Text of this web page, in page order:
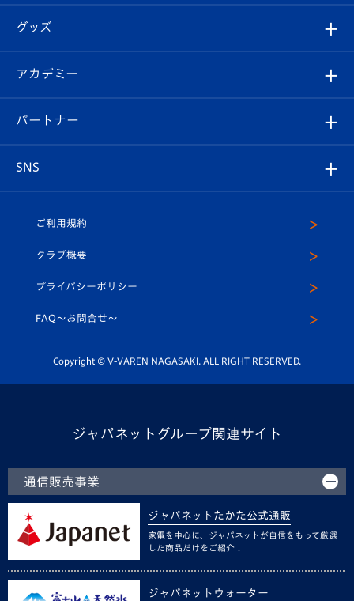
チケット
イベント
メディア
ホームタウン
スタッフプロフィール
マスコット紹介
平和祈念活動
ホームタウン活動
はじめての観戦ガイド
Revive Team
ヴィヴィくんの長崎おもてなしガイド
フォトギャラリー
スタジアムグルメ
チケット
V-LOVERS（ファンクラブ）
プレイヤーズスイート
グッズ
オンラインショップ
店舗情報
アカデミー
育成からのお知らせ
U-18
スクール
パートナー
SNS
ヴィヴィくんインスタグラム
公式LINE＠
ご利用規約
クラブ概要
プライバシーポリシー
FAQ〜お問合せ〜
Copyright © V-VAREN NAGASAKI. ALL RIGHT RESERVED.
ジャパネットグループ関連サイト
通信販売事業
ジャパネットたかた公式通販
家電を中心に、ジャパネットが自信をもって厳選
した商品だけをご紹介！
ジャパネットウォーター